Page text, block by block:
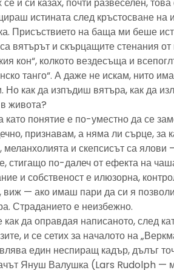
истината след кръстосване
Присъствието на баща ми беше
вятърът и скърцащите стенания
кон“, колкото вездесъща и
танго“. А даже не искам, нито
как да изпъдиш вятъра, как да
живота?
като понятие е по-уместно да се
признавам, а няма ли сърце, за
меланхолията и скепсисът са ялови
стигащо по-далеч от ефекта на
и собственост е илюзорна,
виж — ако имаш пари да си я
Страданието е неизбежно.
как да оправдая написаното, след
и се сетих за началото на
един неспиращ кадър, дълъг
Януш Валушка (Lars Rudolph —